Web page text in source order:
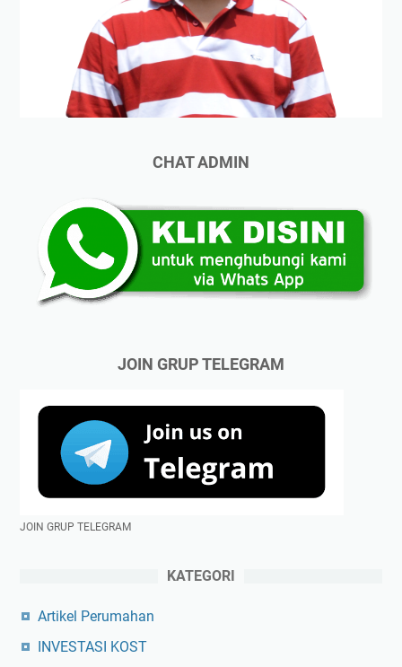
CHAT ADMIN
JOIN GRUP TELEGRAM
JOIN GRUP TELEGRAM
KATEGORI
Artikel Perumahan
INVESTASI KOST